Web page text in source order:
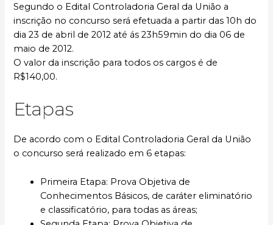
Segundo o Edital Controladoria Geral da União a
inscrição no concurso será efetuada a partir das 10h do
dia 23 de abril de 2012 até ás 23h59min do dia 06 de
maio de 2012.
O valor da inscrição para todos os cargos é de
R$140,00.
Etapas
De acordo com o Edital Controladoria Geral da União
o concurso será realizado em 6 etapas:
Primeira Etapa: Prova Objetiva de
Conhecimentos Básicos, de caráter eliminatório
e classificatório, para todas as áreas;